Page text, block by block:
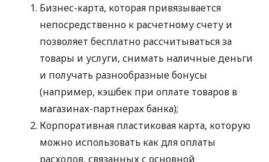
Бизнес-карта, которая привязывается
непосредственно к расчетному счету и
позволяет бесплатно рассчитываться за
товары и услуги, снимать наличные деньги
и получать разнообразные бонусы
(например, кэшбек при оплате товаров в
магазинах-партнерах банка);
Корпоративная пластиковая карта, которую
можно использовать как для оплаты
расходов, связанных с основной